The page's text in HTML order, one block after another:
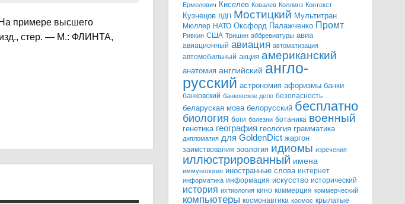
примере высшего
стер. — М.: ФЛИНТА,
Ермолович Киселев Ковалев Коллинз Контекст
Кузнецов ЛДП Мостицкий Мультитран
Мюллер НАТО Оксфорд Палажченко Промт
Ривкин США Тришин аббревиатуры авиа
авиационный авиация автоматизация
автомобильный акция американский
анатомия английский англо-
русский астрономия афоризмы банки
банковский банковское дело безопасность
беларуская мова белорусский бесплатно
биология боги болезни ботаника военный
генетика география геология грамматика
дипломатия для GoldenDict жаргон
заимствования зоология идиомы изречения
иллюстрированный имена
иммунология иностранные слова интернет
информатика информация искусство исторический
история ихтиология кино коммерция коммерческий
компьютеры космонавтика космос крылатые